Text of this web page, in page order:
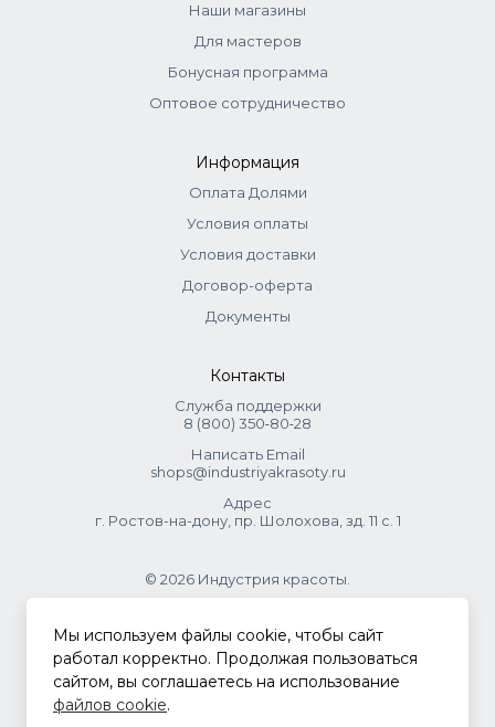
Наши магазины
Для мастеров
Бонусная программа
Оптовое сотрудничество
Информация
Оплата Долями
Условия оплаты
Условия доставки
Договор-оферта
Документы
Контакты
Служба поддержки
8 (800) 350‑80‑28
Написать Email
shops@industriyakrasoty.ru
Адрес
г. Ростов-на-дону, пр. Шолохова, зд. 11 с. 1
© 2026 Индустрия красоты.
.
Политика конфиденциальности
Мы используем файлы cookie, чтобы сайт
работал корректно. Продолжая пользоваться
сайтом, вы соглашаетесь на использование
файлов cookie.